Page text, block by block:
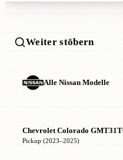
Weiter stöbern
Alle Nissan Modelle
Chevrolet Colorado
Pickup (2023–2025)